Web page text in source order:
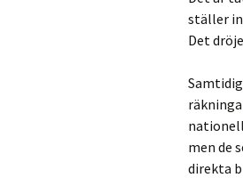
ställer
Det
men de
direkta